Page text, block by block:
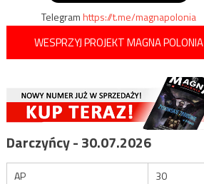
Telegramhttps://t.me/magnapolonia
WESPRZYJ PROJEKT MAGNA POLONIA
Darczyńcy - 30.07.2026
AP
30